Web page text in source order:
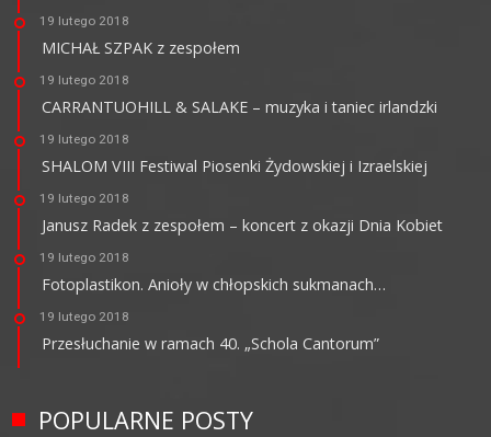
19 lutego 2018
MICHAŁ SZPAK z zespołem
19 lutego 2018
CARRANTUOHILL & SALAKE – muzyka i taniec irlandzki
19 lutego 2018
SHALOM VIII Festiwal Piosenki Żydowskiej i Izraelskiej
19 lutego 2018
Janusz Radek z zespołem – koncert z okazji Dnia Kobiet
19 lutego 2018
Fotoplastikon. Anioły w chłopskich sukmanach…
19 lutego 2018
Przesłuchanie w ramach 40. „Schola Cantorum”
POPULARNE POSTY